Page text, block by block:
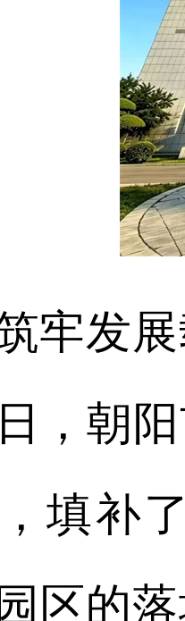
发展
，朝
填补
区的